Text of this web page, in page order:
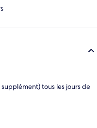
tous les jours de